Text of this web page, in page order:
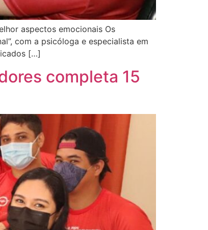
aspectos emocionais Os
com a psicóloga e especialista em
[…]
completa 15